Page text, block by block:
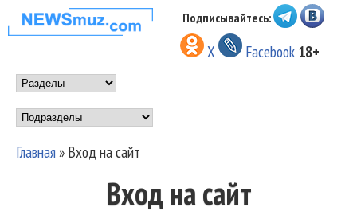
Перейти к основному
содержанию
НОВОСТИ
МУЗЫКИ И
ШОУ БИЗНЕСА
NEWSMUZ.COM
Подписывайтесь:
X Facebook 18+
Main menu
Подразделы
Вы здесь
Главная» Вход на сайт
Вход на сайт